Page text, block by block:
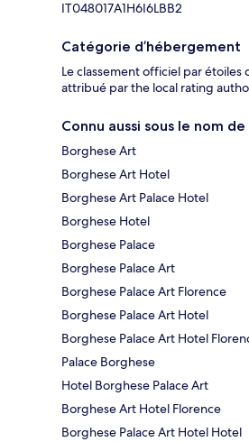
IT048017A1H6I6LBB2
Catégorie d’hébergement
Le classement officiel par
attribué par the local rating
Connu aussi sous le nom de
Borghese Art
Borghese Art Hotel
Borghese Art Palace Hotel
Borghese Hotel
Borghese Palace
Borghese Palace Art
Borghese Palace Art Florence
Borghese Palace Art Hotel
Borghese Palace Art Hotel
Palace Borghese
Hotel Borghese Palace Art
Borghese Art Hotel Florence
Borghese Palace Art Hotel Hotel